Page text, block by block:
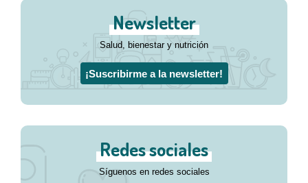
Newsletter
Salud, bienestar y nutrición
¡Suscribirme a la newsletter!
Redes sociales
Síguenos en redes sociales